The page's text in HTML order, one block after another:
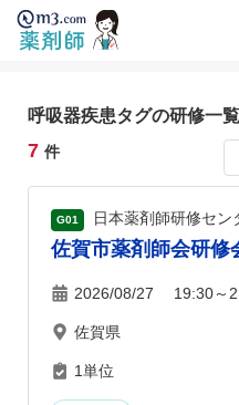
呼吸器疾患タグの研修一覧
7 件
G01 日本薬剤師研修セン
佐賀市薬剤師会研修
2026/08/27 19:30～
佐賀県
1単位